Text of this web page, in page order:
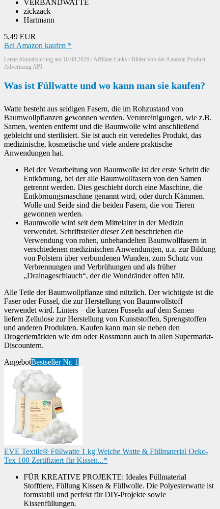
VERBANDWATTE
zickzack
Hartmann
5,49 EUR
Bei Amazon kaufen *
Letzte Aktualisierung am 10.08.2026 / Affiliate Links / Bilder von der Amazon Product
Advertising API
Was ist Füllwatte und wo kann man sie kaufen?
Watte besteht aus seidigen Fasern, die im Rohzustand von
Baumwollpflanzen gewonnen werden. Verunreinigungen, wie z.B.
Samen, werden entfernt und die Baumwolle wird anschließend
gebleicht und sterilisiert. Sie ist auch ein veredeltes Produkt, das
medizinische, kosmetische und viele andere praktische
Anwendungen hat.
Bei der Verarbeitung von Baumwolle ist der erste Schritt die
Entkörnung, bei der alle Baumwollfasern von den Samen
getrennt werden. Dies geschieht durch eine Maschine, die
Entkörnungsmaschine genannt wird, oder durch Kämmen.
Wolle und Seide sind die beiden Fasern, die von Tieren
gewonnen werden.
Baumwolle wird seit dem Mittelalter in der Medizin
verwendet. Schriftsteller dieser Zeit beschrieben die
Verwendung von rohen, unbehandelten Baumwollfasern in
verschiedenen medizinischen Anwendungen, u.a. zur Bildung
von Polstern über verbundenen Wunden, zum Schutz von
Verbrennungen und Verbrühungen und als früher
„Drainageschlauch“, der die Wundränder offen hält.
Alle Teile der Baumwollpflanze sind nützlich. Der wichtigste ist die
Faser oder Fussel, die zur Herstellung von Baumwollstoff
verwendet wird. Linters – die kurzen Fusseln auf dem Samen –
liefern Zellulose zur Herstellung von Kunststoffen, Sprengstoffen
und anderen Produkten. Kaufen kann man sie neben den
Drogeriemärkten wie dm oder Rossmann auch in allen Supermarkt-
Discountern.
AngebotBestseller Nr. 1
EVE Textile® Füllwatte 1 kg Weiche Watte & Füllmaterial Oeko-
Tex 100 Zertifiziert für Kissen...*
FÜR KREATIVE PROJEKTE: Ideales Füllmaterial
Stofftiere, Füllung Kissen & Füllwolle. Die Polyesterwatte ist
formstabil und perfekt für DIY-Projekte sowie
Kissenfüllungen.